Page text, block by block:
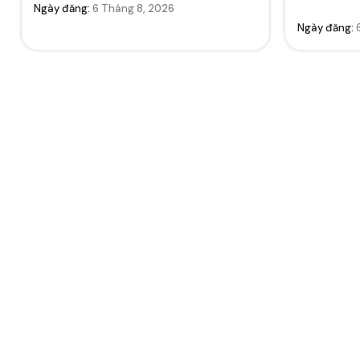
Ngày đăng: 6 Tháng 8, 2026
Ngày đăng: